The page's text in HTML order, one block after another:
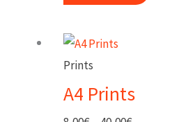
Prints
A4 Prints